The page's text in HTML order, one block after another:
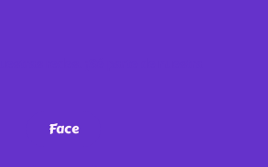
Face